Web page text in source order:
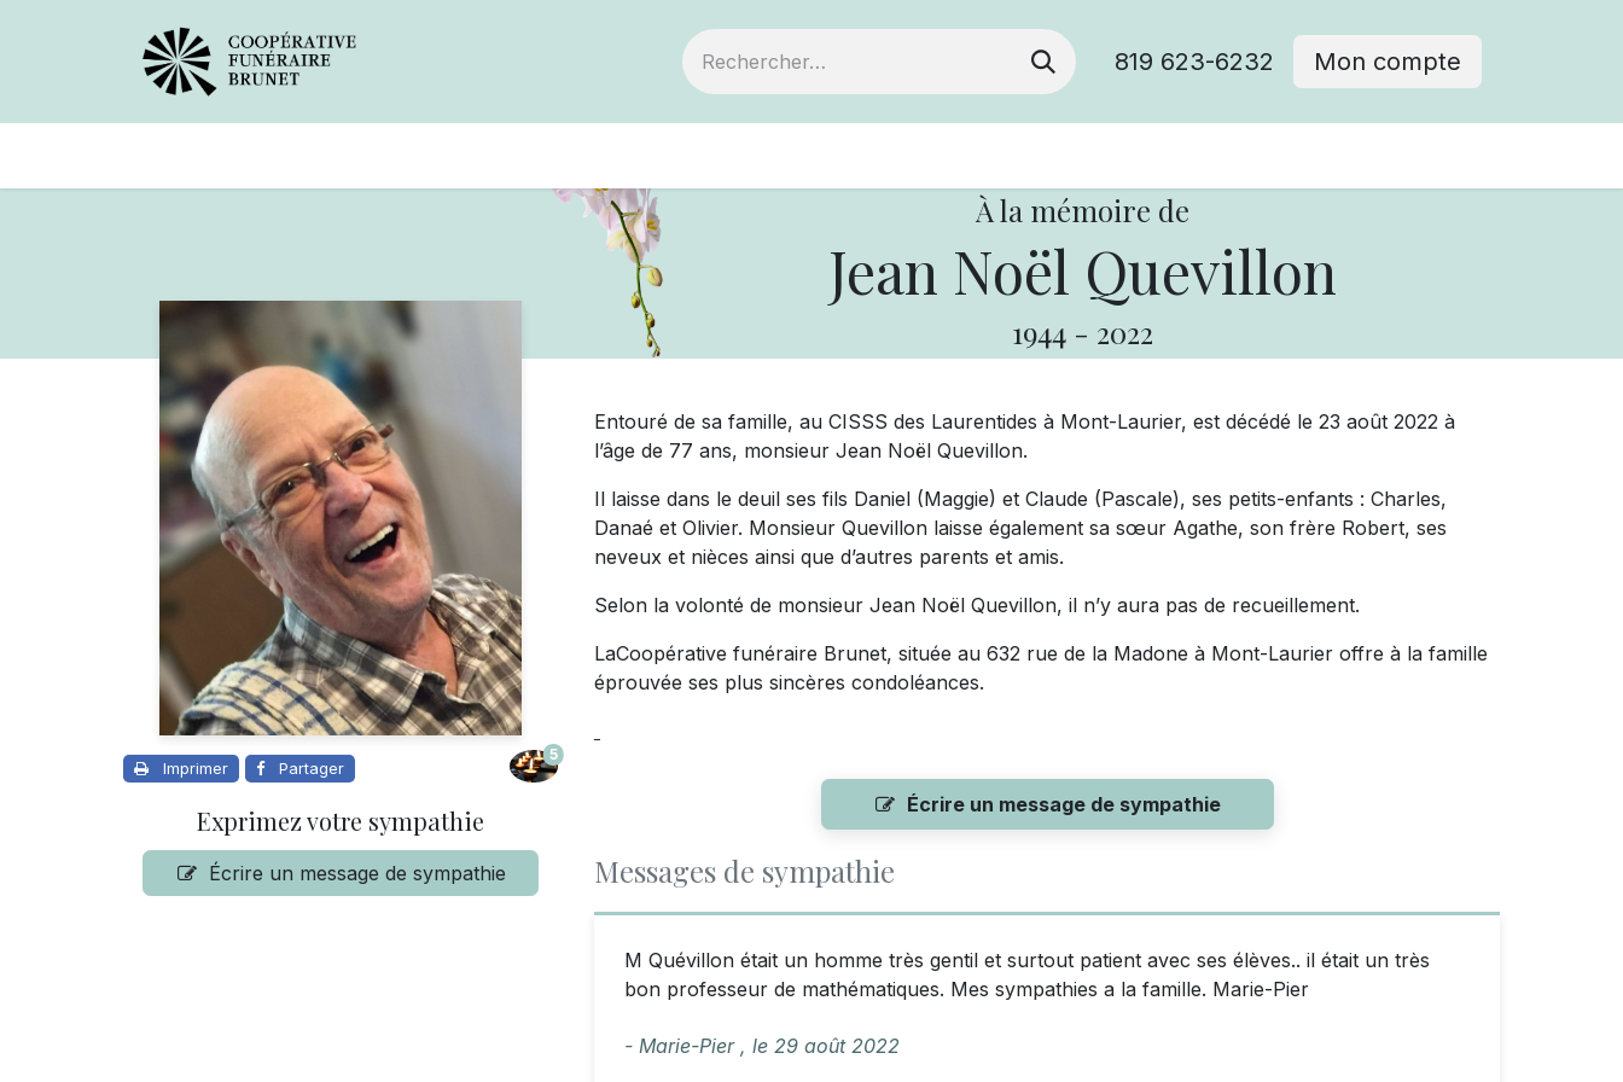
819 623-6232 Mon compte
À la mémoire de
Jean Noël Quevillon
1944 - 2022
Imprimer Partager
5
Exprimez votre sympathie
Écrire un message de sympathie
Entouré de sa famille, au CISSS des Laurentides à Mont-Laurier, est décédé le 23 août 2022 à
l’âge de 77 ans, monsieur Jean Noël Quevillon.
Il laisse dans le deuil ses fils Daniel (Maggie) et Claude (Pascale), ses petits-enfants : Charles,
Danaé et Olivier. Monsieur Quevillon laisse également sa sœur Agathe, son frère Robert, ses
neveux et nièces ainsi que d’autres parents et amis.
Selon la volonté de monsieur Jean Noël Quevillon, il n’y aura pas de recueillement.
LaCoopérative funéraire Brunet, située au 632 rue de la Madone à Mont-Laurier offre à la famille
éprouvée ses plus sincères condoléances.
Écrire un message de sympathie
Messages de sympathie
M Quévillon était un homme très gentil et surtout patient avec ses élèves.. il était un très
bon professeur de mathématiques. Mes sympathies a la famille. Marie-Pier
- Marie-Pier , le 29 août 2022